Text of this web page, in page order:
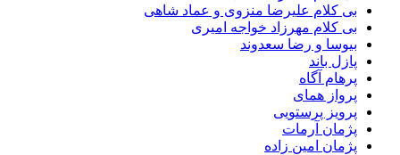
بی کلام علیرضا منزوی و عماد شاهی
بی کلام مهرزاد خواجه امیری
بیوسا و رضا سعدوند
پازل باند
پرهام آگاه
پرواز همای
پرویز پرستویی
پژمان آرمات
پژمان امین زاده